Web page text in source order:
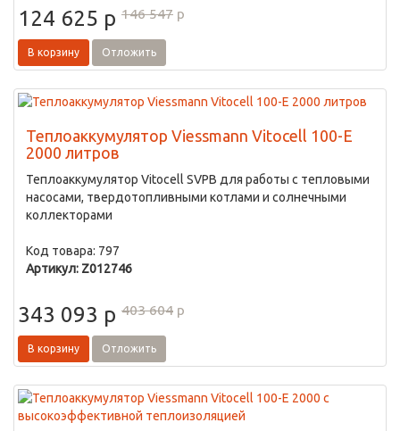
124 625 p 146 547 p
В корзину Отложить
Теплоаккумулятор Viessmann Vitocell 100-E
2000 литров
Теплоаккумулятор Vitocell SVPB для работы с тепловыми
насосами, твердотопливными котлами и солнечными
коллекторами
Код товара: 797
Артикул: Z012746
343 093 p 403 604 p
В корзину Отложить